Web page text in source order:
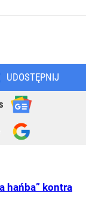
UDOSTĘPNIJ
hańba” kontra